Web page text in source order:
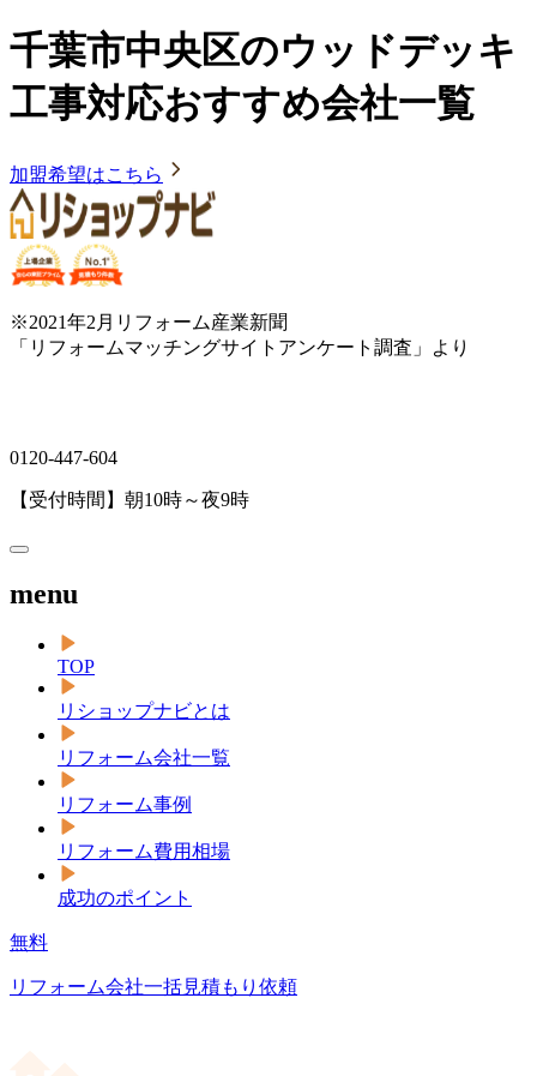
千葉市中央区のウッドデッキ
工事対応おすすめ会社一覧
加盟希望はこちら
※2021年2月リフォーム産業新聞
「リフォームマッチングサイトアンケート調査」より
0120-447-604
【受付時間】朝10時～夜9時
menu
TOP
リショップナビとは
リフォーム会社一覧
リフォーム事例
リフォーム費用相場
成功のポイント
無料
リフォーム会社一括見積もり依頼